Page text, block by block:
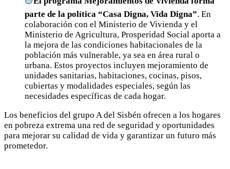
parte de la política “Casa Digna, Vida Digna”. En
colaboración con el Ministerio de Vivienda y el
Ministerio de Agricultura, Prosperidad Social aporta a
la mejora de las condiciones habitacionales de la
población más vulnerable, ya sea en área rural o
urbana. Estos proyectos incluyen mejoramiento de
unidades sanitarias, habitaciones, cocinas, pisos,
cubiertas y modalidades especiales, según las
necesidades específicas de cada hogar.
Los beneficios del grupo A del Sisbén ofrecen a los hogares
en pobreza extrema una red de seguridad y oportunidades
para mejorar su calidad de vida y garantizar un futuro más
prometedor.